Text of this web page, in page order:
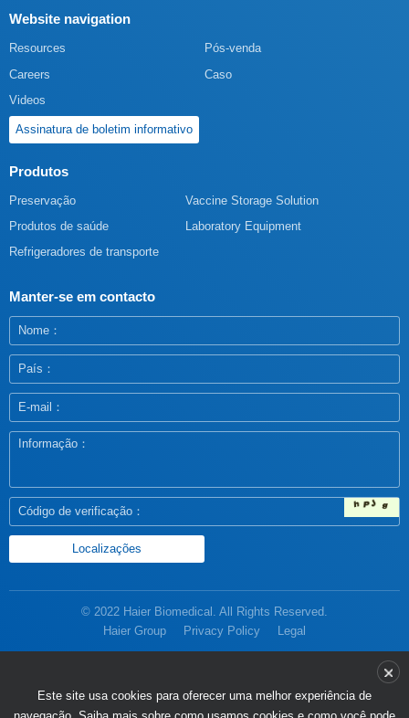
Website navigation
Resources
Pós-venda
Careers
Caso
Videos
Assinatura de boletim informativo
Produtos
Preservação
Vaccine Storage Solution
Produtos de saúde
Laboratory Equipment
Refrigeradores de transporte
Manter-se em contacto
© 2022 Haier Biomedical. All Rights Reserved.
Haier Group
Privacy Policy Legal